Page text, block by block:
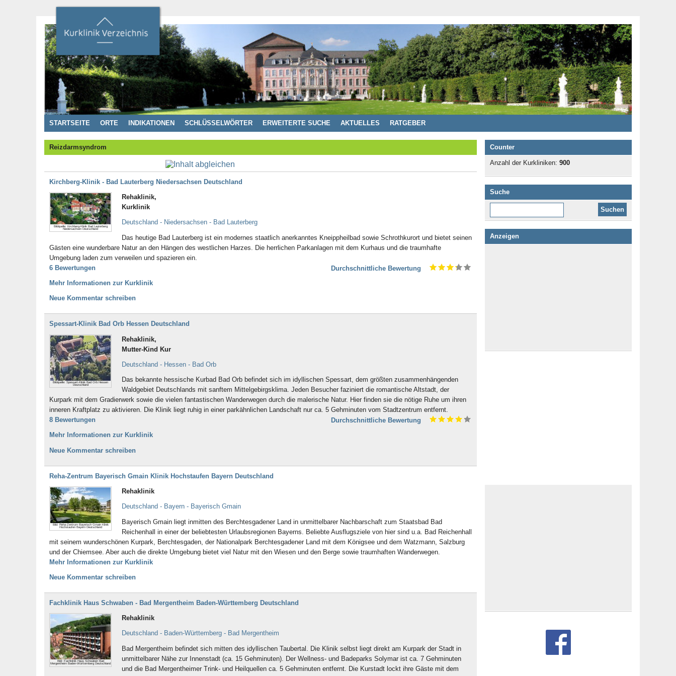
STARTSEITE ORTE INDIKATIONEN SCHLÜSSELWÖRTER ERWEITERTE SUCHE AKTUELLES RATGEBER
Reizdarmsyndrom
Kirchberg-Klinik - Bad Lauterberg Niedersachsen Deutschland
Bildquelle: Kirchberg-Klinik Bad Lauterberg
Niedersachsen Deutschland
Rehaklinik,
Kurklinik
Deutschland - Niedersachsen - Bad Lauterberg
Das heutige Bad Lauterberg ist ein modernes staatlich anerkanntes Kneippheilbad sowie Schrothkurort und bietet seinen
Gästen eine wunderbare Natur an den Hängen des westlichen Harzes. Die herrlichen Parkanlagen mit dem Kurhaus und die traumhafte
Umgebung laden zum verweilen und spazieren ein.
6 Bewertungen
Durchschnittliche Bewertung
Mehr Informationen zur Kurklinik
Neue Kommentar schreiben
Spessart-Klinik Bad Orb Hessen Deutschland
Bildquelle: Spessart-Klinik Bad Orb Hessen
Deutschland
Rehaklinik,
Mutter-Kind Kur
Deutschland - Hessen - Bad Orb
Das bekannte hessische Kurbad Bad Orb befindet sich im idyllischen Spessart, dem größten zusammenhängenden
Waldgebiet Deutschlands mit sanftem Mittelgebirgsklima. Jeden Besucher faziniert die romantische Altstadt, der
Kurpark mit dem Gradierwerk sowie die vielen fantastischen Wanderwegen durch die malerische Natur. Hier finden sie die nötige Ruhe um ihren
inneren Kraftplatz zu aktivieren. Die Klinik liegt ruhig in einer parkähnlichen Landschaft nur ca. 5 Gehminuten vom Stadtzentrum entfernt.
8 Bewertungen
Durchschnittliche Bewertung
Mehr Informationen zur Kurklinik
Neue Kommentar schreiben
Reha-Zentrum Bayerisch Gmain Klinik Hochstaufen Bayern Deutschland
Bild: Reha-Zentrum Bayerisch Gmain Klinik
Hochstaufen Bayern Deutschland
Rehaklinik
Deutschland - Bayern - Bayerisch Gmain
Bayerisch Gmain liegt inmitten des Berchtesgadener Land in unmittelbarer Nachbarschaft zum Staatsbad Bad
Reichenhall in einer der beliebtesten Urlaubsregionen Bayerns. Beliebte Ausflugsziele von hier sind u.a. Bad Reichenhall
mit seinem wunderschönen Kurpark, Berchtesgaden, der Nationalpark Berchtesgadener Land mit dem Königsee und dem Watzmann, Salzburg
und der Chiemsee. Aber auch die direkte Umgebung bietet viel Natur mit den Wiesen und den Berge sowie traumhaften Wanderwegen.
Mehr Informationen zur Kurklinik
Neue Kommentar schreiben
Fachklinik Haus Schwaben - Bad Mergentheim Baden-Württemberg Deutschland
Bild: Fachklinik Haus Schwaben Bad
Mergentheim Baden-Württemberg Deutschland
Rehaklinik
Deutschland - Baden-Württemberg - Bad Mergentheim
Bad Mergentheim befindet sich mitten des idyllischen Taubertal. Die Klinik selbst liegt direkt am Kurpark der Stadt in
unmittelbarer Nähe zur Innenstadt (ca. 15 Gehminuten). Der Wellness- und Badeparks Solymar ist ca. 7 Gehminuten
und die Bad Mergentheimer Trink- und Heilquellen ca. 5 Gehminuten entfernt. Die Kurstadt lockt ihre Gäste mit dem
Counter
Anzahl der Kurkliniken: 900
Suche
Anzeigen